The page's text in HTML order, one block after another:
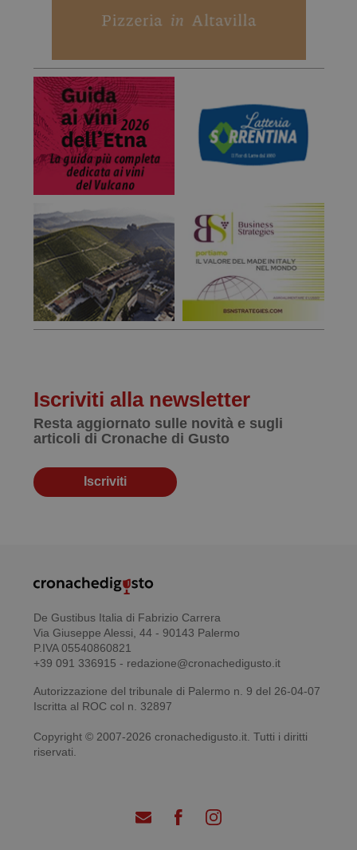
Iscriviti alla newsletter
Resta aggiornato sulle novità e sugli
articoli di Cronache di Gusto
Iscriviti
De Gustibus Italia di Fabrizio Carrera
Via Giuseppe Alessi, 44 - 90143 Palermo
P.IVA 05540860821
+39 091 336915 - redazione@cronachedigusto.it
Autorizzazione del tribunale di Palermo n. 9 del 26-04-07
Iscritta al ROC col n. 32897
Copyright © 2007-2026 cronachedigusto.it. Tutti i diritti
riservati.